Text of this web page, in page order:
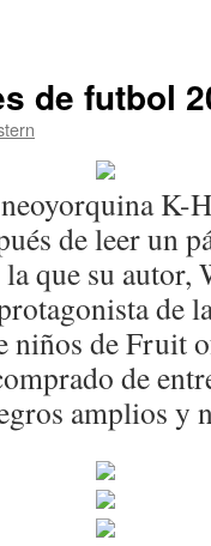
de futbol
K-
de leer un
que su
de
niños de Fruit
de
amplios y